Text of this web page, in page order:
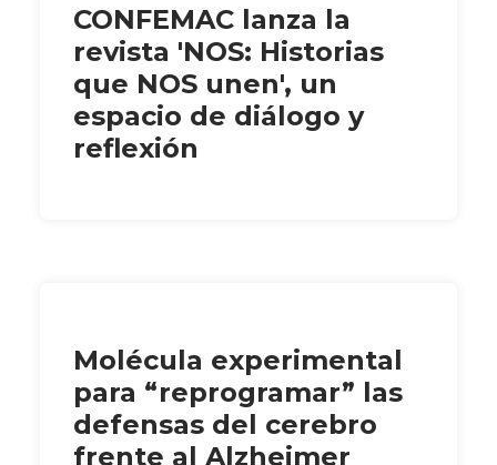
CONFEMAC lanza la
revista 'NOS: Historias
que NOS unen', un
espacio de diálogo y
reflexión
Molécula experimental
para “reprogramar” las
defensas del cerebro
frente al Alzheimer